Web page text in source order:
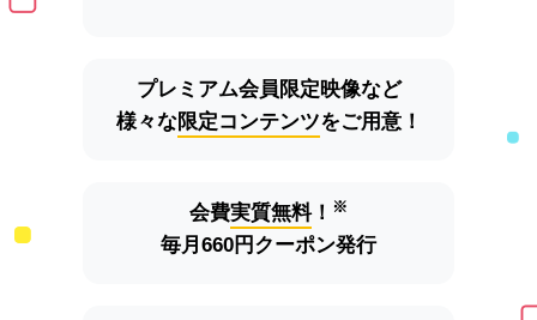
プレミアム会員限定映像など
様々な限定コンテンツをご用意！
会費実質無料！ ※
毎月660円クーポン発行